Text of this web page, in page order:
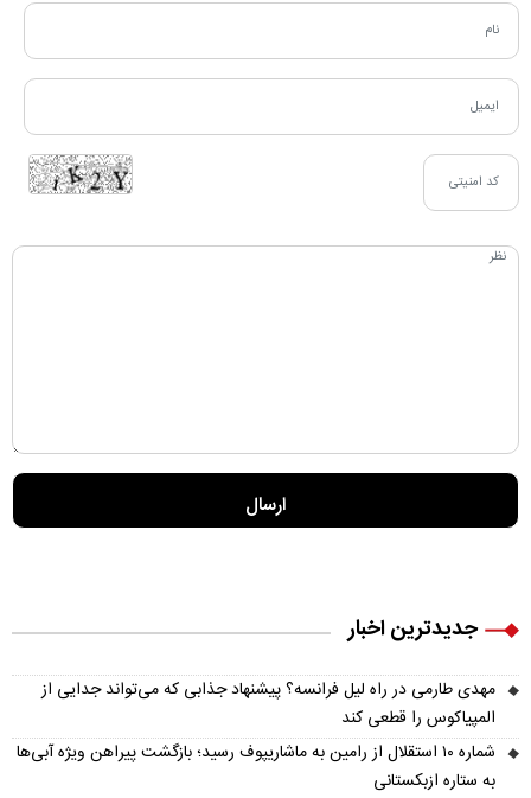
جدیدترین اخبار
مهدی طارمی در راه لیل فرانسه؟ پیشنهاد جذابی که می‌تواند جدایی از
المپیاکوس را قطعی کند
شماره ۱۰ استقلال از رامین به ماشاریپوف رسید؛ بازگشت پیراهن ویژه آبی‌ها
به ستاره ازبکستانی